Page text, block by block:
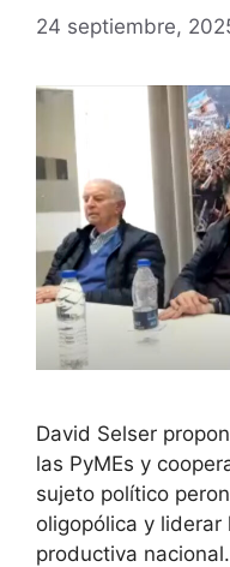
24 septiembre,
David Selser
las PyMEs y
sujeto político
oligopólica y
productiva nacional.